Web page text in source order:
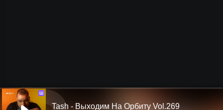
Ш
Tash - Выходим На Орбиту Vol.269